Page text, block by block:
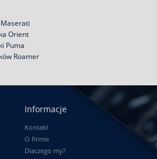
Orient
Puma
Roamer
Informacje
Kontakt
O firmie
Dlaczego my?